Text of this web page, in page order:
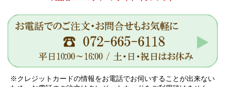
※クレジットカードの情報をお電話でお伺いすることが出来ない